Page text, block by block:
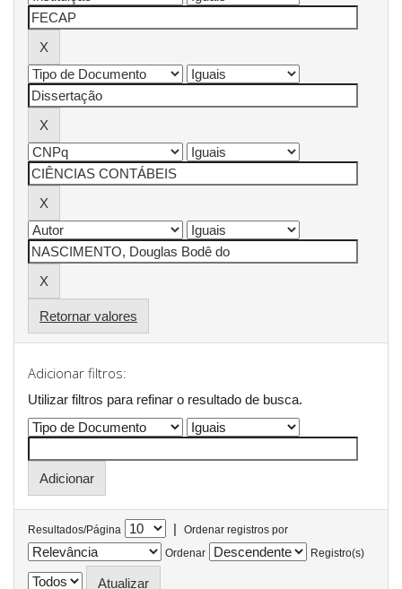
Retornar valores
Adicionar filtros:
Utilizar filtros para refinar o resultado de busca.
Resultados/Página |
Ordenar registros por
Ordenar
Registro(s)